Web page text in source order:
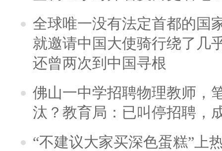
全球唯一没有法定首都的国
就邀请中国大使骑行绕了几
还曾两次到中国寻根
佛山一中学招聘物理教师，
汰？教育局：已叫停招聘，
“不建议大家买深色蛋糕”上